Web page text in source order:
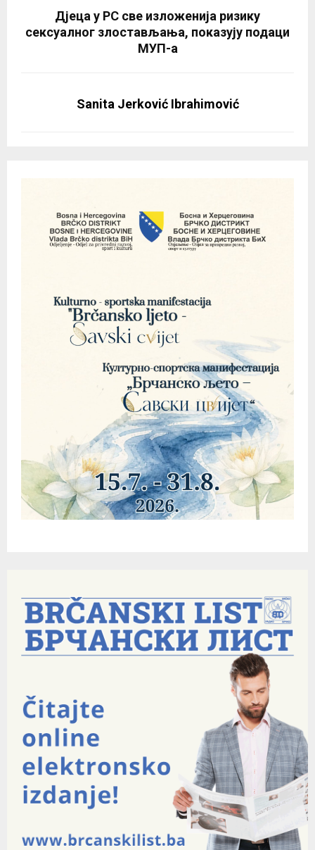
Дјеца у РС све изложенија ризику
сексуалног злостављања, показују подаци
МУП-а
Sanita Jerković Ibrahimović